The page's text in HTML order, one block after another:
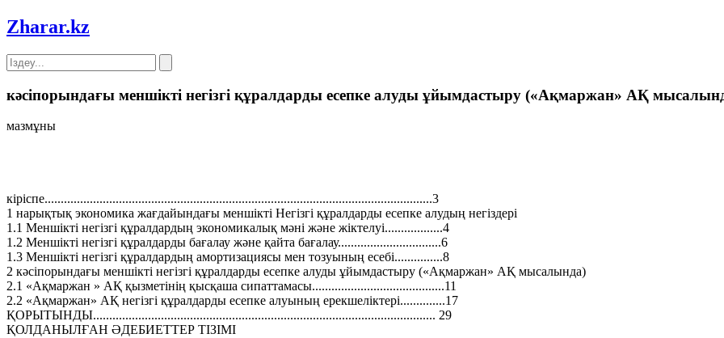
Zharar.kz
кәсіпорындағы меншікті негізгі құралдарды есепке алуды ұйымдастыру («Ақмаржан» АҚ
мазмұны
кіріспе........................................................................................................................3
1 нарықтық экономика жағдайындағы меншікті Негізгі құралдарды есепке алудың негіздері
1.1 Меншікті негізгі құралдардың экономикалық мәні және жіктелуі..................4
1.2 Меншікті негізгі құралдарды бағалау және қайта бағалау................................6
1.3 Меншікті негізгі құралдардың амортизациясы мен тозуының есебі...............8
2 кәсіпорындағы меншікті негізгі құралдарды есепке алуды ұйымдастыру («Ақмаржан» АҚ мысалында)
2.1 «Ақмаржан » АҚ қызметінің қысқаша сипаттамасы.........................................11
2.2 «Ақмаржан» АҚ негізгі құралдарды есепке алуының ерекшеліктері..............17
ҚОРЫТЫНДЫ.......................................................................................................... 29
ҚОЛДАНЫЛҒАН ӘДЕБИЕТТЕР ТІЗІМІ